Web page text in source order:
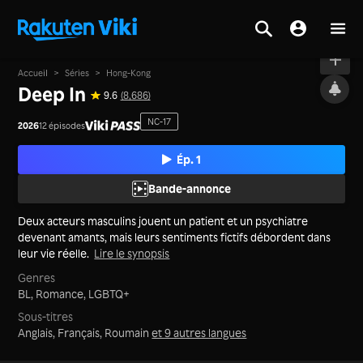
À l'antenne
Accueil > Séries > Hong-Kong
Deep In 9.6 (8,686)
202612 épisodes NC-17
Ép. 1
Bande-annonce
Deux acteurs masculins jouent un patient et un psychiatre
devenant amants, mais leurs sentiments fictifs débordent dans
leur vie réelle. Lire le synopsis
Genres
BL, Romance, LGBTQ+
Sous-titres
Anglais, Français, Roumainet 9 autres langues